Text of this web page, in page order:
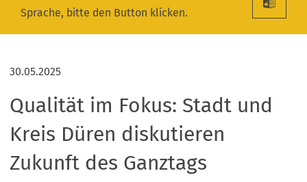
Sprache, bitte den Button klicken.
30.05.2025
Qualität im Fokus: Stadt und
Kreis Düren diskutieren
Zukunft des Ganztags